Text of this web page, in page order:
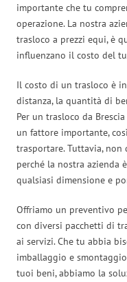
importante che tu
operazione. La nostra
trasloco a prezzi equi, è
influenzano il costo del
Il costo di un trasloco è
distanza, la quantità di
Per un trasloco da
un fattore importante,
trasportare. Tuttavia,
perché la nostra azienda
qualsiasi dimensione e
Offriamo un preventivo
con diversi pacchetti di
ai servizi. Che tu abbia
imballaggio e
tuoi beni, abbiamo la